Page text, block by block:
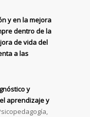
y en la mejora
dentro de la
de vida del
a las
y
aprendizaje y